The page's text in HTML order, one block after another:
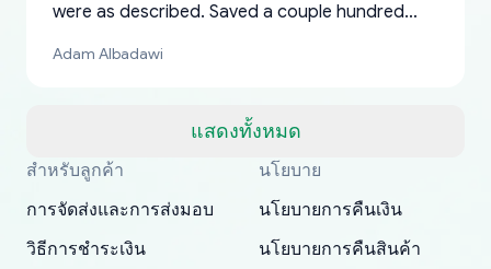
แสดงทั้งหมด
were as described. Saved a couple hundred
a matter of days. Very professional company as
well, I forgot to add my apartment number in
my address and contacted them with the
correct information. They updated my address
promptly. Will 100% be returning to order parts
Adam Albadawi
Thank you, yoshiparts.com for the responsive
customer service and for being a reliable
have ordered from yoshi three times within
South Guam
OEM parts at prices that nobody else can beat.
Fast shipping to USA… I’m happy!
P. Ginez
Basically, this is my 6th time ordering parts for
my XRs (which is hard to find these days). Item
19 delays which is understandable, the package
All genuine oem parts all in perfect condition I
have told everyone about this site very reliable
appreciate everything.
Jay W
I am so shocked at good time, all just because
needed parts for making my cars more
mudguards,flares ) area insane good shape for
YANAN RAMIREZ GONZALEZ
สำหรับลูกค้า
การจัดส่งและการส่งมอบ
วิธีการชำระเงิน
นโยบาย
นโยบายการคืนเงิน
นโยบายการคืนสินค้า